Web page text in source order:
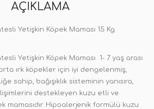
AÇIKLAMA
Yetişkin Köpek Maması 15 Kg
Yetişkin Köpek Maması 1- 7 yaş arası
ırk köpekler için iyi dengelenmiş,
sahip, bağışıklık sisteminin yanısıra,
destekleyen kuzu etli ve
mamasıdır. Hipoalerjenik formülü kuzu